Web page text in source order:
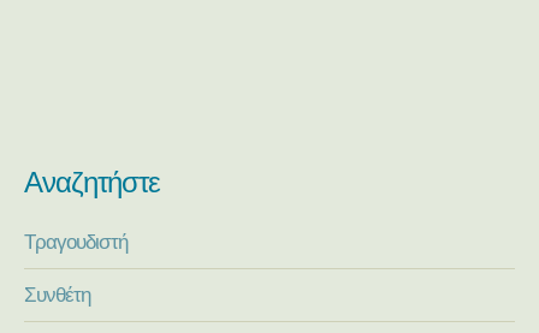
Αναζητήστε
Τραγουδιστή
Συνθέτη